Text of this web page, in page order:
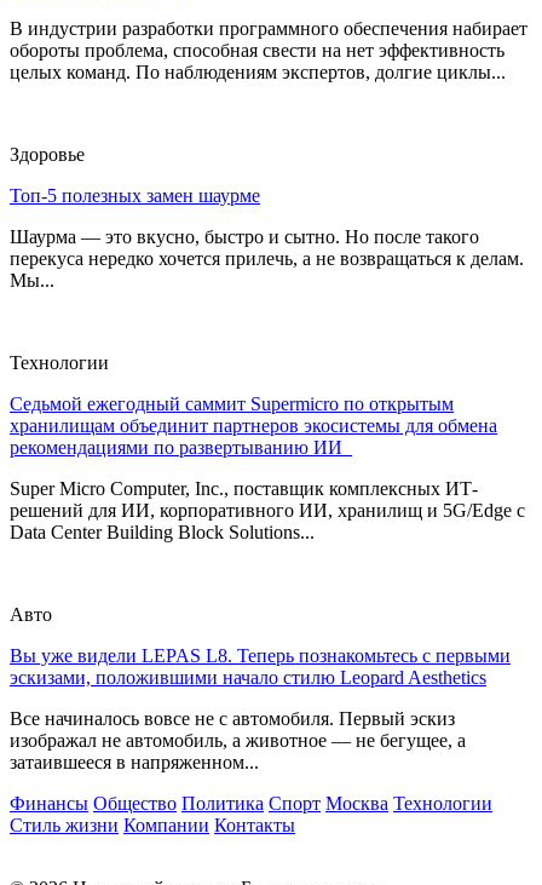
В индустрии разработки программного обеспечения набирает
обороты проблема, способная свести на нет эффективность
целых команд. По наблюдениям экспертов, долгие циклы...
Здоровье
Топ-5 полезных замен шаурме
Шаурма — это вкусно, быстро и сытно. Но после такого
перекуса нередко хочется прилечь, а не возвращаться к делам.
Мы...
Технологии
Седьмой ежегодный саммит Supermicro по открытым
хранилищам объединит партнеров экосистемы для обмена
рекомендациями по развертыванию ИИ
Super Micro Computer, Inc., поставщик комплексных ИТ-
решений для ИИ, корпоративного ИИ, хранилищ и 5G/Edge с
Data Center Building Block Solutions...
Авто
Вы уже видели LEPAS L8. Теперь познакомьтесь с первыми
эскизами, положившими начало стилю Leopard Aesthetics
Все начиналось вовсе не с автомобиля. Первый эскиз
изображал не автомобиль, а животное — не бегущее, а
затаившееся в напряженном...
Финансы Общество Политика Спорт Москва Технологии
Стиль жизни Компании Контакты